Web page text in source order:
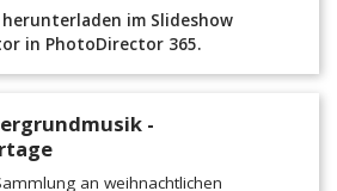
im Slideshow
in PhotoDirector 365.
-
an weihnachtlichen